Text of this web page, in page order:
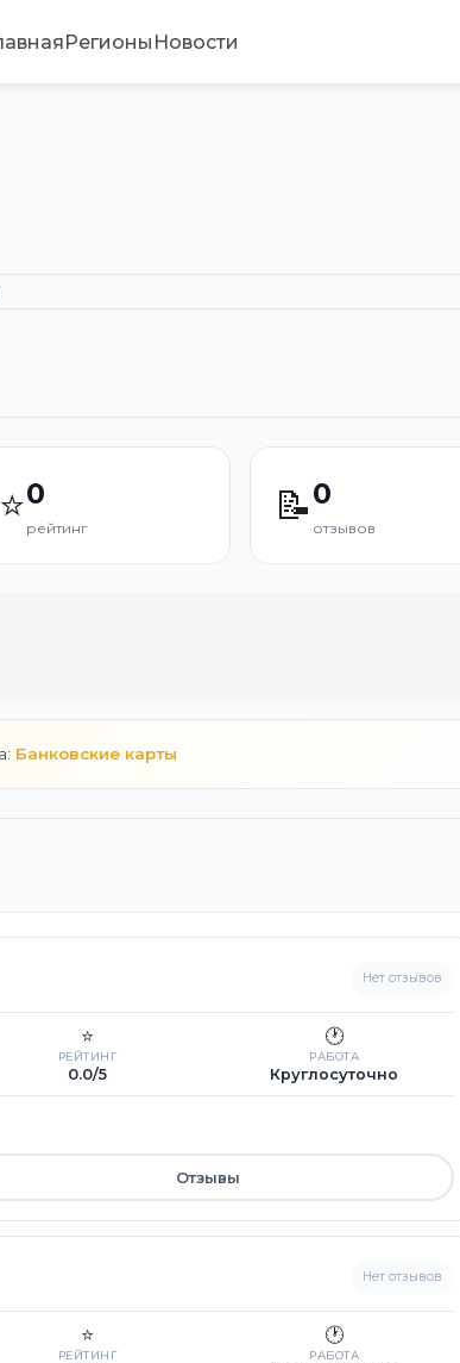
Регионы Новости
⭐0
рейтинг 📝0
отзывов
Банковские карты
Нет отзывов
⭐
РЕЙТИНГ
0.0/5
🕐
РАБОТА
Круглосуточно
Отзывы
Нет отзывов
⭐
РЕЙТИНГ
🕐
РАБОТА